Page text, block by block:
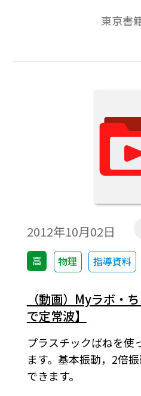
0.5Hzなので，2.0Hz
東京書
2012年10月02日
高 物理 指導資料
（動画）Myラボ・
で定常波】
プラスチックばねを使
ます。基本振動，2倍
できます。